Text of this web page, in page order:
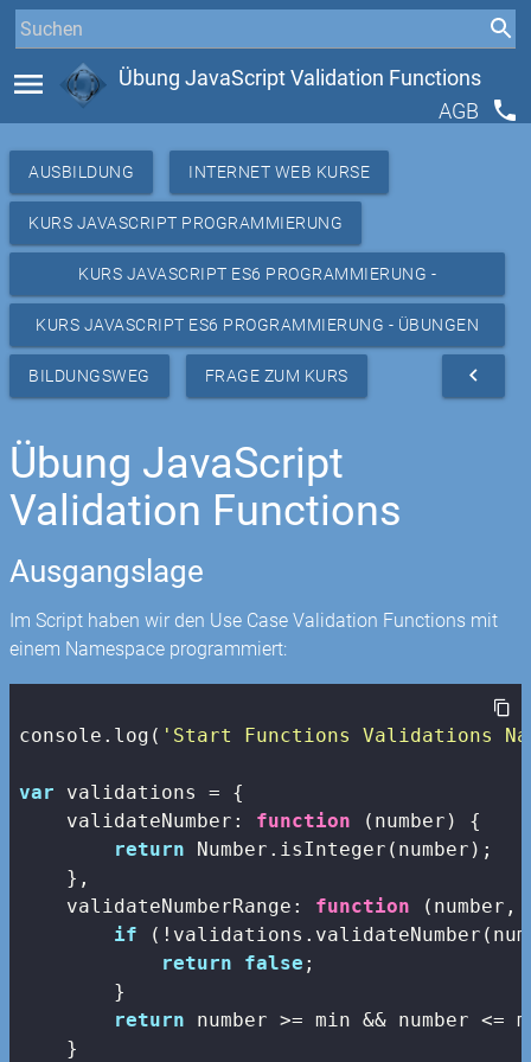
menu
Übung JavaScript Validation Functions
AGB
phone
AUSBILDUNG INTERNET WEB KURSE
KURS JAVASCRIPT PROGRAMMIERUNG
KURS JAVASCRIPT ES6 PROGRAMMIERUNG -
RESSOURCEN
KURS JAVASCRIPT ES6 PROGRAMMIERUNG - ÜBUNGEN
BASIC
BILDUNGSWEG FRAGE ZUM KURS navigate_before
Übung JavaScript
Validation Functions
Ausgangslage
Im Script haben wir den Use Case Validation Functions mit
einem Namespace programmiert:
console .log( 'Start Functions Validations
var validations = {
validateNumber : function ( number ) {
return
Number .isInteger(number);
    },
validateNumberRange : function ( number,
if
return
false ;
        }
return number >= min && number <=
    }